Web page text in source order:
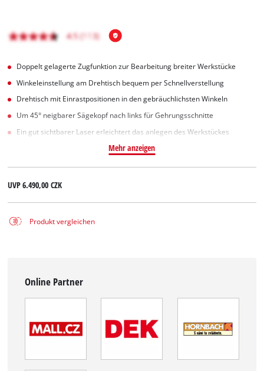
Doppelt gelagerte Zugfunktion zur Bearbeitung breiter Werkstücke
Winkeleinstellung am Drehtisch bequem per Schnellverstellung
Drehtisch mit Einrastpositionen in den gebräuchlichsten Winkeln
Um 45° neigbarer Sägekopf nach links für Gehrungsschnitte
Ein gut sichtbarer Laser erleichtert das anlegen des Werkstückes
Mehr anzeigen
UVP6.490,00 CZK
Produkt vergleichen
Online Partner